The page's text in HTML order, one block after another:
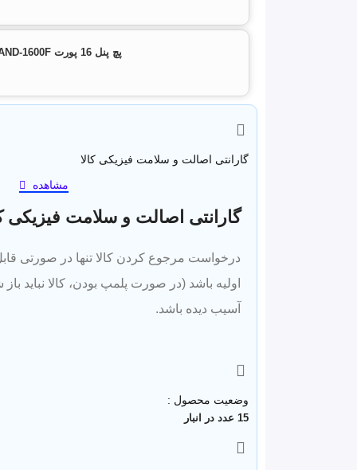
مجموع توان پچ پنل 24 پورت POE گیگابیت 800 وات
پشتیبانی از استاندارهای شبکه 802.3af/802.3at
پچ پنل 16 پورت POE LAND-1600F
گارانتی اصالت و سلامت فیزیکی کالا
مشاهده
گارانتی اصالت و سلامت فیزیکی
درخواست مرجوع کردن کالا تنها در صورتی
اولیه باشد (در صورت پلمپ بودن، کالا نباید
آسیب دیده باشد.
وضعیت محصول :
15 عدد در انبار